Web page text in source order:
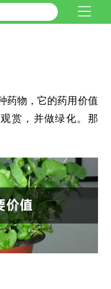
药物，它的药用价值
赏，并做绿化。那